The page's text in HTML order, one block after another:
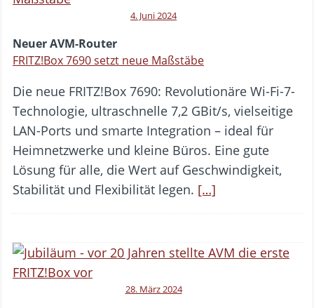
4. Juni 2024
Neuer AVM-Router
FRITZ!Box 7690 setzt neue Maßstäbe
Die neue FRITZ!Box 7690: Revolutionäre Wi-Fi-7-
Technologie, ultraschnelle 7,2 GBit/s, vielseitige
LAN-Ports und smarte Integration – ideal für
Heimnetzwerke und kleine Büros. Eine gute
Lösung für alle, die Wert auf Geschwindigkeit,
Stabilität und Flexibilität legen. […]
28. März 2024